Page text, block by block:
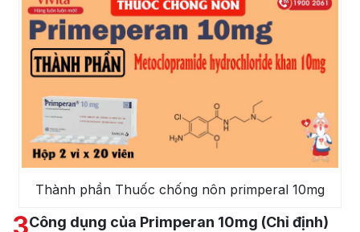
Thành phần Thuốc chống nôn primperal 10mg
3Công dụng của Primperan 10mg (Chỉ định)